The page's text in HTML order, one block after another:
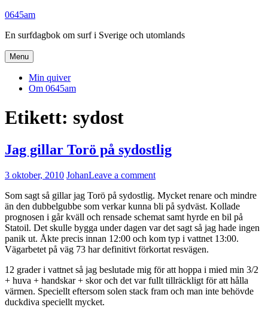
Skip
content
0645am
En surfdagbok om surf i Sverige och utomlands
Menu
Min quiver
Om 0645am
Etikett: sydost
Jag gillar Torö på sydostlig
3 oktober, 2010 JohanLeave a comment
Som sagt så gillar jag Torö på sydostlig. Mycket renare och mindre
än den dubbelgubbe som verkar kunna bli på sydväst. Kollade
prognosen i går kväll och rensade schemat samt hyrde en bil på
Statoil. Det skulle bygga under dagen var det sagt så jag hade ingen
panik ut. Åkte precis innan 12:00 och kom typ i vattnet 13:00.
Vägarbetet på väg 73 har definitivt förkortat resvägen.
12 grader i vattnet så jag beslutade mig för att hoppa i mied min 3/2
+ huva + handskar + skor och det var fullt tillräckligt för att hålla
värmen. Speciellt eftersom solen stack fram och man inte behövde
duckdiva speciellt mycket.